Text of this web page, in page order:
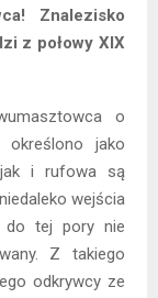
Znalezisko
z połowy XIX
o
określono jako
i rufowa są
wejścia
do tej pory nie
Z takiego
odkrywcy ze